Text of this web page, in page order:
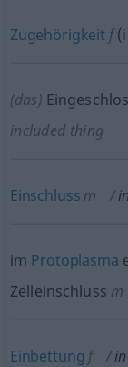
Zugehörigkeit f (
(das)
included thing
Einschluss m
im Protoplasma
Zelleinschluss m
Einbettung f